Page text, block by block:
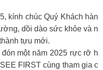
kính chúc Quý Khách hàn
dồi dào sức khỏe và n
tựu mới.
một năm 2025 rực rỡ h
FIRST cùng tham gia c